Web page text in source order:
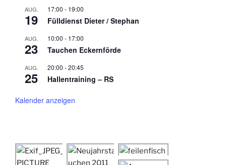
AUG.
19
17:00 - 19:00
Fülldienst Dieter / Stephan
AUG.
23
10:00 - 17:00
Tauchen Eckernförde
AUG.
25
20:00 -20:45
Hallentraining – RS
Kalender anzeigen